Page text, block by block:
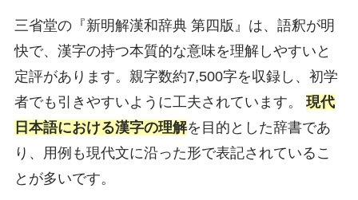
三省堂の『新明解漢和辞典 第四版』は、語釈が明
快で、漢字の持つ本質的な意味を理解しやすいと
定評があります。親字数約7,500字を収録し、初学
者でも引きやすいように工夫されています。 現代
日本語における漢字の理解を目的とした辞書であ
り、用例も現代文に沿った形で表記されているこ
とが多いです。